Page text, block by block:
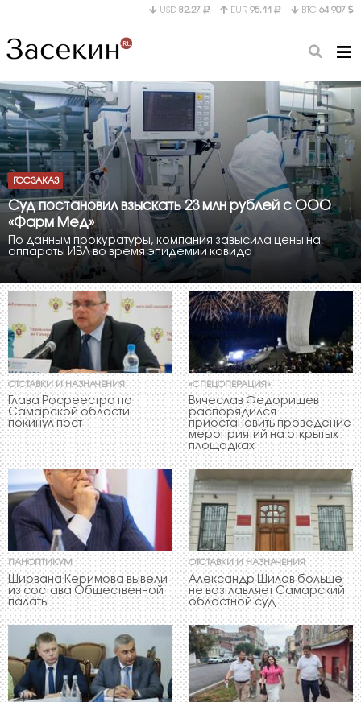
USD 82.27 EUR 95.11 BTC 64 907
ГОСЗАКАЗ
Суд постановил взыскать 23 млн рублей с ООО
«Фарм Мед»
По данным прокуратуры, компания завысила цены на
аппараты ИВЛ во время эпидемии ковида
ОТСТАВКИ И НАЗНАЧЕНИЯ
Глава Росреестра по
Самарской области
покинул пост
«СПЕЦОПЕРАЦИЯ»
Вячеслав Федорищев
распорядился
приостановить проведение
мероприятий на открытых
площадках
ПАНОПТИКУМ
Ширвана Керимова вывели
из состава Общественной
палаты
ОТСТАВКИ И НАЗНАЧЕНИЯ
Александр Шилов больше
не возглавляет Самарский
областной суд